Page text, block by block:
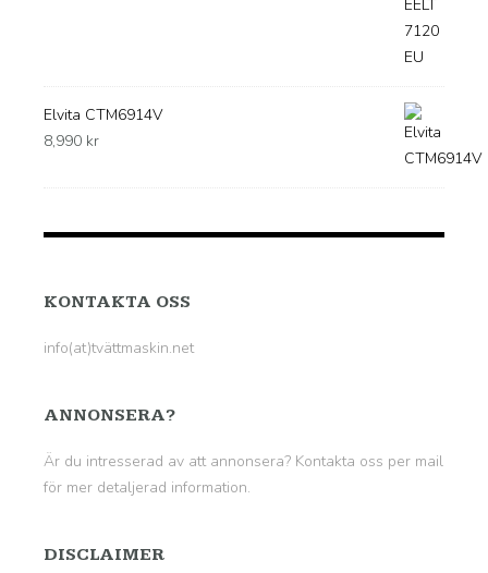
Elvita CTM6914V
8,990 kr
KONTAKTA OSS
info(at)tvättmaskin.net
ANNONSERA?
Är du intresserad av att annonsera? Kontakta oss per mail
för mer detaljerad information.
DISCLAIMER